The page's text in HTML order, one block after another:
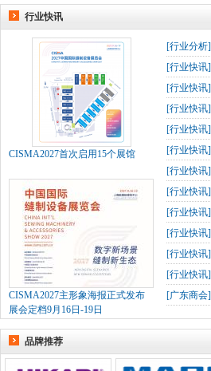
行业快讯
CISMA2027首次启用15个展馆
CISMA2027主形象海报正式发布
展会定档9月16日-19日
[行业分析]
[行业快讯]
[行业快讯]
[行业快讯]
[行业快讯]
[行业快讯]
[行业快讯]
[行业快讯]
[行业快讯]
[行业快讯]
[行业快讯]
[行业快讯]
[广东商会]
品牌推荐